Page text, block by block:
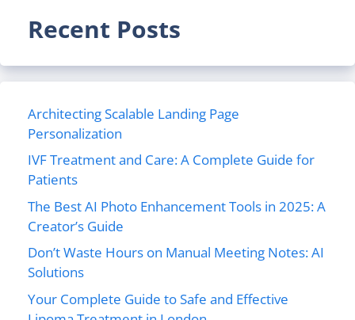
Recent Posts
Architecting Scalable Landing Page
Personalization
IVF Treatment and Care: A Complete Guide for
Patients
The Best AI Photo Enhancement Tools in 2025: A
Creator’s Guide
Don’t Waste Hours on Manual Meeting Notes: AI
Solutions
Your Complete Guide to Safe and Effective